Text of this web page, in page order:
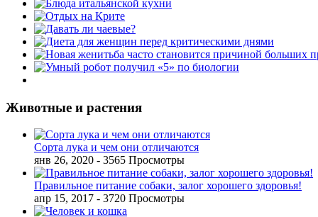
Животные и растения
Сорта лука и чем они отличаются
янв 26, 2020 - 3565 Просмотры
Правильное питание собаки, залог хорошего здоровья!
апр 15, 2017 - 3720 Просмотры